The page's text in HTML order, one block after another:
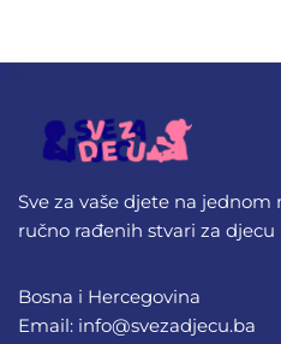
Sve za vaše djete na
ručno rađenih stvari za djecu
Bosna i Hercegovina
Email: info@svezadjecu.ba